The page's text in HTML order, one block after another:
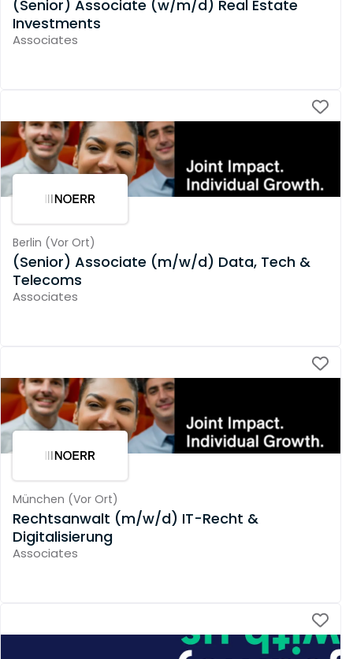
(Senior) Associate (w/m/d) Real Estate
Investments
Associates
Berlin (Vor Ort)
(Senior) Associate (m/w/d) Data, Tech &
Telecoms
Associates
München (Vor Ort)
Rechtsanwalt (m/w/d) IT-Recht &
Digitalisierung
Associates